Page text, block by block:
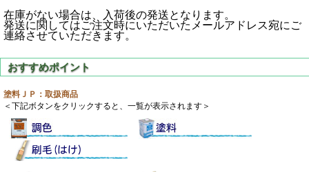
在庫がない場合は、入荷後の発送となります。
発送に関してはご注文時にいただいたメールアドレス宛にご
連絡させていただきます。
塗料ＪＰ：取扱商品
＜下記ボタンをクリックすると、一覧が表示されます＞